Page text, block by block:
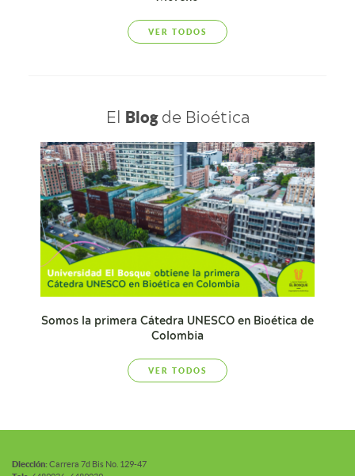
VER TODOS
El Blogde Bioética
Somos la primera Cátedra UNESCO en Bioética de
Colombia
VER TODOS
Diección:Carrera 7d Bis No. 129-47